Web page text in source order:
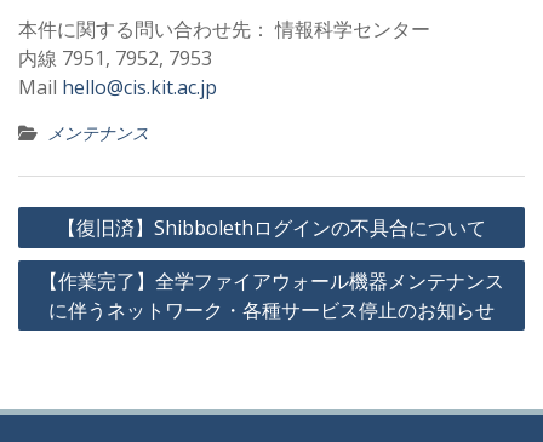
本件に関する問い合わせ先： 情報科学センター
内線 7951, 7952, 7953
Mail hello@cis.kit.ac.jp
メンテナンス
投
稿
ビ
【復旧済】Shibbolethログインの不具合について
【作業完了】全学ファイアウォール機器メンテナンス
に伴うネットワーク・各種サービス停止のお知らせ